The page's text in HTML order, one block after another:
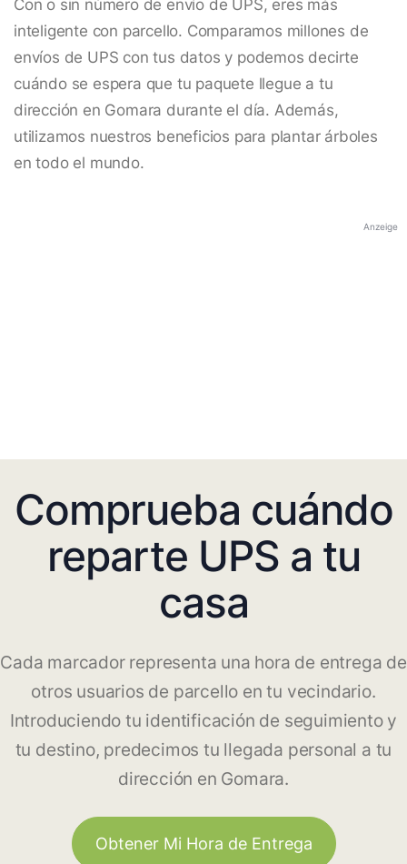
Con o sin número de envío de UPS, eres más
inteligente con parcello. Comparamos millones de
envíos de UPS con tus datos y podemos decirte
cuándo se espera que tu paquete llegue a tu
dirección en Gomara durante el día. Además,
utilizamos nuestros beneficios para plantar árboles
en todo el mundo.
Anzeige
Comprueba cuándo
reparte UPS a tu
casa
Cada marcador representa una hora de entrega de
otros usuarios de parcello en tu vecindario.
Introduciendo tu identificación de seguimiento y
tu destino, predecimos tu llegada personal a tu
dirección en Gomara.
Obtener Mi Hora de Entrega